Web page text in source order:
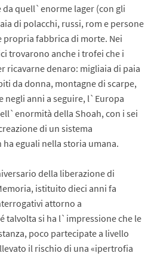
quell`enorme lager (con gli
di polacchi, russi, rom e persone
propria fabbrica di morte. Nei
trovarono anche i trofei che i
ricavarne denaro: migliaia di paia
da donna, montagne di scarpe,
negli anni a seguire, l`Europa
della Shoah, con i sei
di un sistema
eguali nella storia umana.
della liberazione di
istituito dieci anni fa
attorno a
talvolta si ha l`impressione che le
poco partecipate a livello
il rischio di una «ipertrofia